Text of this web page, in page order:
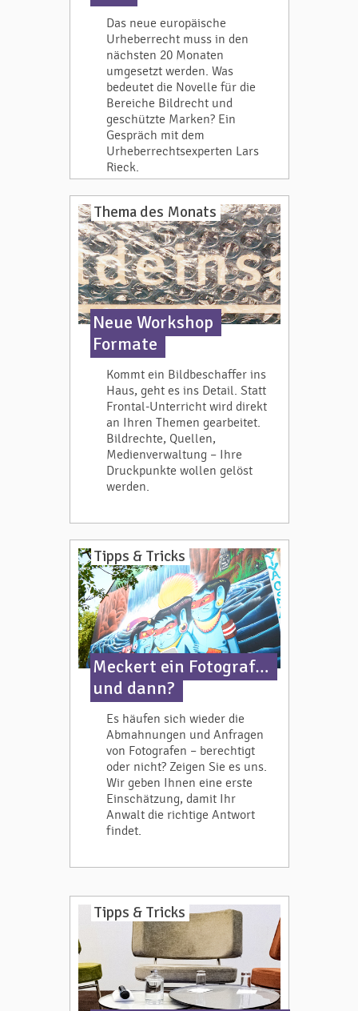
Das neue europäische
Urheberrecht muss in den
nächsten 20 Monaten
umgesetzt werden. Was
bedeutet die Novelle für die
Bereiche Bildrecht und
geschützte Marken? Ein
Gespräch mit dem
Urheberrechtsexperten Lars
Rieck.
Thema des Monats
Neue Workshop
Formate
Kommt ein Bildbeschaffer ins
Haus, geht es ins Detail. Statt
Frontal-Unterricht wird direkt
an Ihren Themen gearbeitet.
Bildrechte, Quellen,
Medienverwaltung – Ihre
Druckpunkte wollen gelöst
werden.
Tipps & Tricks
​Meckert ein Fotograf…
und dann?
Es häufen sich wieder die
Abmahnungen und Anfragen
von Fotografen – berechtigt
oder nicht? Zeigen Sie es uns.
Wir geben Ihnen eine erste
Einschätzung, damit Ihr
Anwalt die richtige Antwort
findet.
Tipps & Tricks